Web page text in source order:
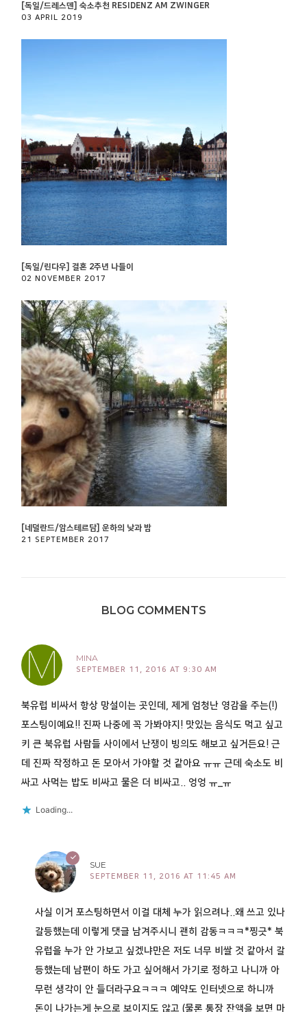
[독일/드레스덴] 숙소추천 RESIDENZ AM ZWINGER
03 APRIL 2019
[독일/린다우] 결혼 2주년 나들이
02 NOVEMBER 2017
[네덜란드/암스테르담] 운하의 낮과 밤
21 SEPTEMBER 2017
BLOG COMMENTS
MINA
SEPTEMBER 11, 2016 AT 9:30 AM
북유럽 비싸서 항상 망설이는 곳인데, 제게 엄청난 영감을 주는(!)
포스팅이예요!! 진짜 나중에 꼭 가봐야지! 맛있는 음식도 먹고 싶고
키 큰 북유럽 사람들 사이에서 난쟁이 빙의도 해보고 싶거든요! 근
데 진짜 작정하고 돈 모아서 가야할 것 같아요 ㅠㅠ 근데 숙소도 비
싸고 사먹는 밥도 비싸고 물은 더 비싸고.. 엉엉 ㅠ_ㅠ
Loading...
SUE
SEPTEMBER 11, 2016 AT 11:45 AM
사실 이거 포스팅하면서 이걸 대체 누가 읽으려나..왜 쓰고 있나
갈등했는데 이렇게 댓글 남겨주시니 괜히 감동ㅋㅋㅋ*찡긋* 북
유럽을 누가 안 가보고 싶겠냐만은 저도 너무 비쌀 것 같아서 갈
등했는데 남편이 하도 가고 싶어해서 가기로 정하고 나니까 아
무런 생각이 안 들더라구요ㅋㅋㅋ 예약도 인터넷으로 하니까
돈이 나가는게 눈으로 보이지도 않고 (물론 통장 잔액을 보면 마